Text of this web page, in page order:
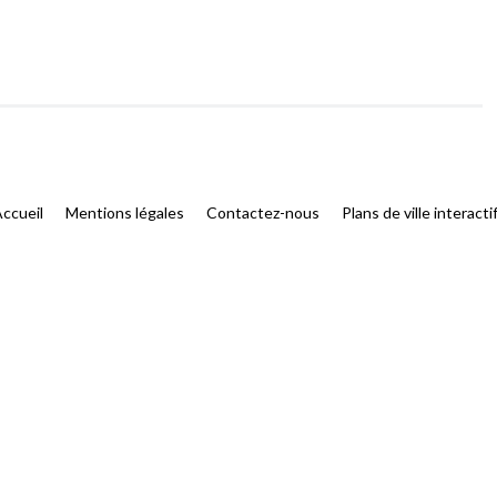
Mentions légales Contactez-nous Plans de ville